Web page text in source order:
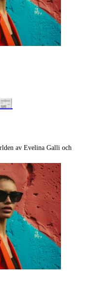
av Evelina Galli och